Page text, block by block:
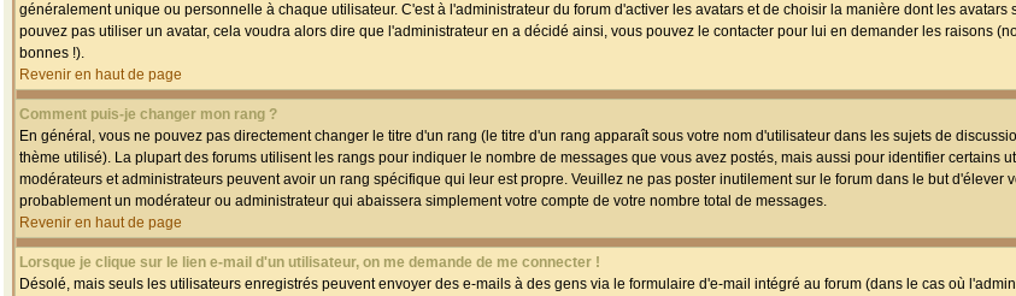
généralement unique ou personnelle à chaque utilisateur. C'est à l'administrateur du forum d'activer les avatars et de choisir la manière dont les avatars
pouvez pas utiliser un avatar, cela voudra alors dire que l'administrateur en a décidé ainsi, vous pouvez le contacter pour lui en demander les raisons
bonnes !).
Revenir en haut de page
Comment puis-je changer mon rang ?
En général, vous ne pouvez pas directement changer le titre d'un rang (le titre d'un rang apparaît sous votre nom d'utilisateur dans les sujets de
thème utilisé). La plupart des forums utilisent les rangs pour indiquer le nombre de messages que vous avez postés, mais aussi pour identifier certains
modérateurs et administrateurs peuvent avoir un rang spécifique qui leur est propre. Veuillez ne pas poster inutilement sur le forum dans le but d'élever
probablement un modérateur ou administrateur qui abaissera simplement votre compte de votre nombre total de messages.
Revenir en haut de page
Lorsque je clique sur le lien e-mail d'un utilisateur, on me demande de me connecter !
Désolé, mais seuls les utilisateurs enregistrés peuvent envoyer des e-mails à des gens via le formulaire d'e-mail intégré au forum (dans le cas où